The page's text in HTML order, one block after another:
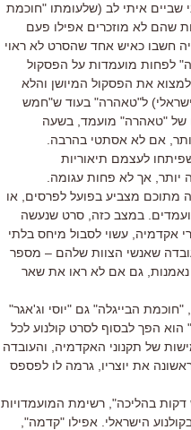
שביים איתי לב (שלעומתו "חוכמת
שהם לא מוזכרים אפילו פעם
חשבו כאיש אחד שהסרט לא ראוי
לפחות מועמדות על הפסקול
את הפסקול המיושן והלא
ל"טאהרה" בעוד ש"חמש
של "טאהרה" מועמד, בשעה
אם לא אסתטי בהרבה.
לעצמם תיאוריות
יותר, אך לא פחות עגומה.
מתוכם מצביע בפועל לפרסים, או
במצב כזה, סרט שנעשה
אקדמיה, עשוי לסבול מיחס בלתי
שאנשי הצוות שלהם – מספר
נאמנות, גם אם לא ראו את שאר
הבייגלה" גם "יוסי וג'אגר"
הוא הפך לבסוף לסרט קולנוע לכל
של תקנוני האקדמיה, והעובדה
את יוצריו, גרמה לו לפספס
בהליכה", רשימת המועמדויות
את 2002 לשנה מרתקת בקולנוע הישראלי. אפילו "קדמה",